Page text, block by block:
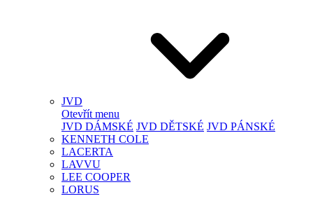
JVD
Otevřít menu
JVD DÁMSKÉ JVD DĚTSKÉ JVD PÁNSKÉ
KENNETH COLE
LACERTA
LAVVU
LEE COOPER
LORUS